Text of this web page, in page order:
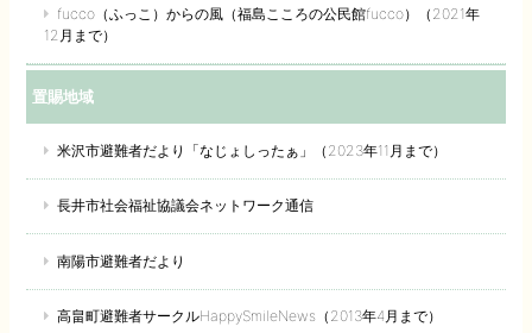
fucco（ふっこ）からの風（福島こころの公民館fucco）（2021年
12月まで）
置賜地域
米沢市避難者だより「なじょしったぁ」（2023年11月まで）
長井市社会福祉協議会ネットワーク通信
南陽市避難者だより
高畠町避難者サークルHappySmileNews（2013年4月まで）